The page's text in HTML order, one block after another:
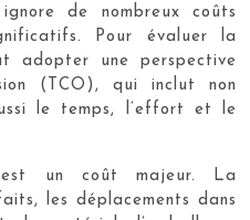
de nombreux coûts
Pour évaluer la
adopter une perspective
(TCO), qui inclut non
le temps, l’effort et le
est un coût majeur. La
les déplacements dans